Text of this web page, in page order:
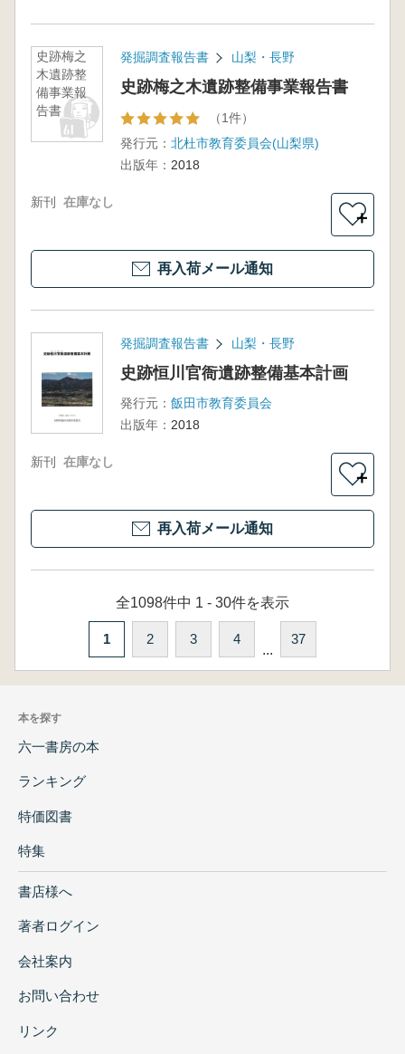
史跡梅之
木遺跡整
備事業報
告書
発掘調査報告書 山梨・長野
史跡梅之木遺跡整備事業報告書
（1件）
発行元： 北杜市教育委員会(山梨県)
出版年： 2018
新刊 在庫なし
＋
再入荷メール通知
発掘調査報告書 山梨・長野
史跡恒川官衙遺跡整備基本計画
発行元： 飯田市教育委員会
出版年： 2018
新刊 在庫なし
＋
再入荷メール通知
全1098件中 1 - 30件を表示
1 2 3 4
...
37
本を探す
六一書房の本
ランキング
特価図書
特集
書店様へ
著者ログイン
会社案内
お問い合わせ
リンク